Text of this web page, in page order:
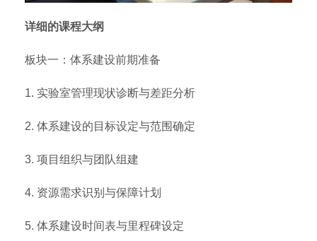
详细的课程大纲
板块一：体系建设前期准备
1. 实验室管理现状诊断与差距分析
2. 体系建设的目标设定与范围确定
3. 项目组织与团队组建
4. 资源需求识别与保障计划
5. 体系建设时间表与里程碑设定